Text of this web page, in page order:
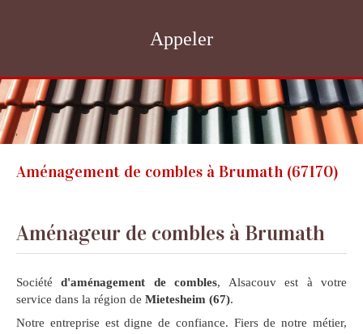
Appeler
Aménagement de combles à Brumath (67170)
Aménageur de combles à Brumath
Société d'aménagement de combles, Alsacouv est à votre
service dans la région de Mietesheim (67).
Notre entreprise est digne de confiance. Fiers de notre métier,